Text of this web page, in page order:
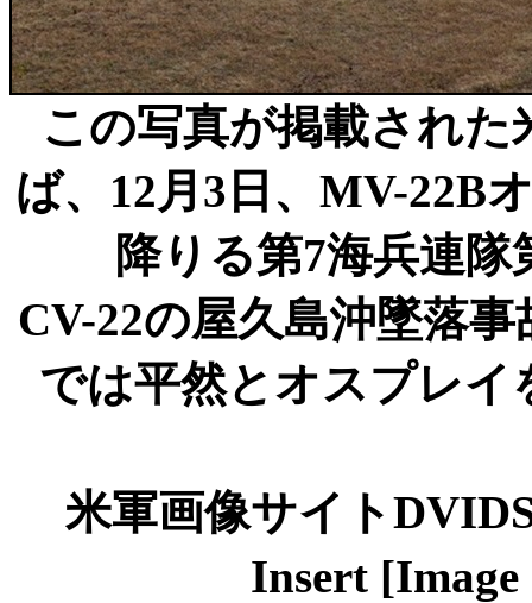
この写真が掲載され
ば、12月3日、MV-22B
降りる第7海兵連
CV-22の屋久島沖墜落
では平然とオスプレ
米軍画像サイト
Insert